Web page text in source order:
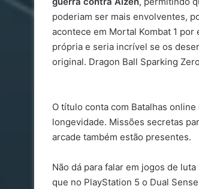
poderiam ser mais envolventes,
acontece em Mortal Kombat 1
própria e seria incrível se os
original. Dragon Ball Sparking
O título conta com Batalhas
longevidade. Missões secretas
arcade também estão presentes.
Não dá para falar em jogos de
que no PlayStation 5 o Dual